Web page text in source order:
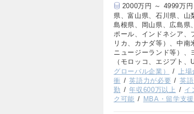
2000万円 ～ 4999万円
県、富山県、石川県、山
島根県、岡山県、広島県
ポール、インドネシア、
リカ、カナダ等）、中南
ニュージーランド等）、
（モロッコ、エジプト
グローバル企業）
上
衝
英語力が必要 英
勤
年収600万以上 イ
ク可能
MBA・留学支